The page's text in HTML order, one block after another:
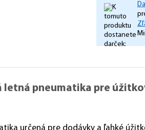
letná pneumatika pre
určená pre dodávky a ľahké